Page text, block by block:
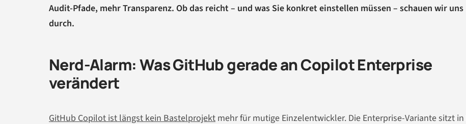
Audit-Pfade, mehr Transparenz. Ob das reicht – und was Sie konkret einstellen müssen – schauen wir uns
durch.
Nerd-Alarm: Was GitHub gerade an Copilot Enterprise
verändert
GitHub Copilot ist längst kein Bastelprojekt mehr für mutige Einzelentwickler. Die Enterprise-Variante sitzt in